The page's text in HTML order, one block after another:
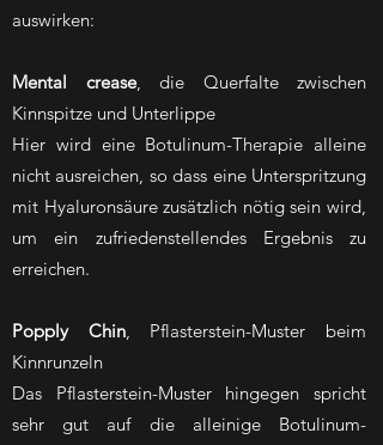
auswirken:
Mental crease, die Querfalte zwischen
Kinnspitze und Unterlippe
Hier wird eine Botulinum-Therapie alleine
nicht ausreichen, so dass eine Unterspritzung
mit Hyaluronsäure zusätzlich nötig sein wird,
um ein zufriedenstellendes Ergebnis zu
erreichen.
Popply Chin, Pflasterstein-Muster beim
Kinnrunzeln
Das Pflasterstein-Muster hingegen spricht
sehr gut auf die alleinige Botulinum-